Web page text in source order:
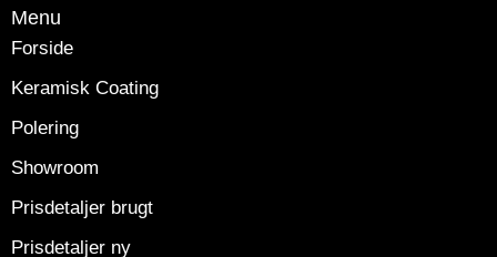
Menu
Forside
Keramisk Coating
Polering
Showroom
Prisdetaljer brugt
Prisdetaljer ny